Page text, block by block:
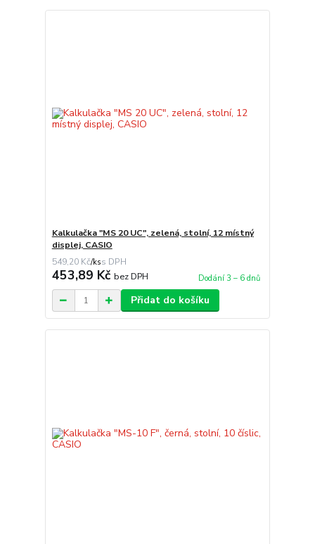
Kalkulačka "MS 20 UC", zelená, stolní, 12 místný
displej, CASIO
549,20 Kč/ks
453,89 Kč bez DPH Dodání 3 – 6 dnů
Přidat do košíku